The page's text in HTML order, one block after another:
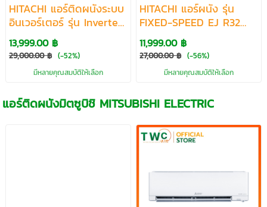
HITACHI แอร์ติดผนังระบบ
อินเวอร์เตอร์ รุ่น Inverter
XJ Series R32 ขนาด
9417-23624 BTU
13,999.00 ฿
29,000.00 ฿ (-52%)
มีหลายคุณสมบัติให้เลือก
HITACHI แอร์ผนัง รุ่น
FIXED-SPEED EJ R32
ขนาด 10260-23550 BTU
11,999.00 ฿
27,000.00 ฿ (-56%)
มีหลายคุณสมบัติให้เลือก
แอร์ติดผนังมิตซูบิชิ MITSUBISHI ELECTRIC